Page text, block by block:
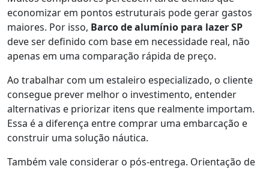
economizar em pontos estruturais pode gerar gastos
maiores. Por isso, Barco de alumínio para lazer SP
deve ser definido com base em necessidade real, não
apenas em uma comparação rápida de preço.
Ao trabalhar com um estaleiro especializado, o cliente
consegue prever melhor o investimento, entender
alternativas e priorizar itens que realmente importam.
Essa é a diferença entre comprar uma embarcação e
construir uma solução náutica.
Também vale considerar o pós-entrega. Orientação de